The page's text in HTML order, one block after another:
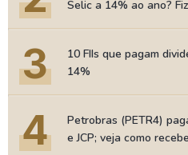
Selic a 14% ao ano?
3
10 FIIs que pagam
14%
4
Petrobras (PETR4)
e JCP; veja como